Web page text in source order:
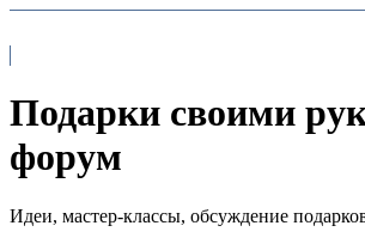
Подарки своими
форум
Идеи, мастер-классы, обсуждение